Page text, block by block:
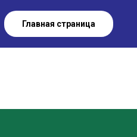
Главная страница